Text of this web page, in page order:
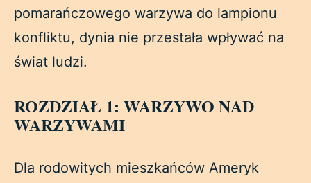
pomarańczowego warzywa do lampionu
konfliktu, dynia nie przestała wpływać na
świat ludzi.
ROZDZIAŁ 1: WARZYWO NAD
WARZYWAMI
Dla rodowitych mieszkańców Ameryk